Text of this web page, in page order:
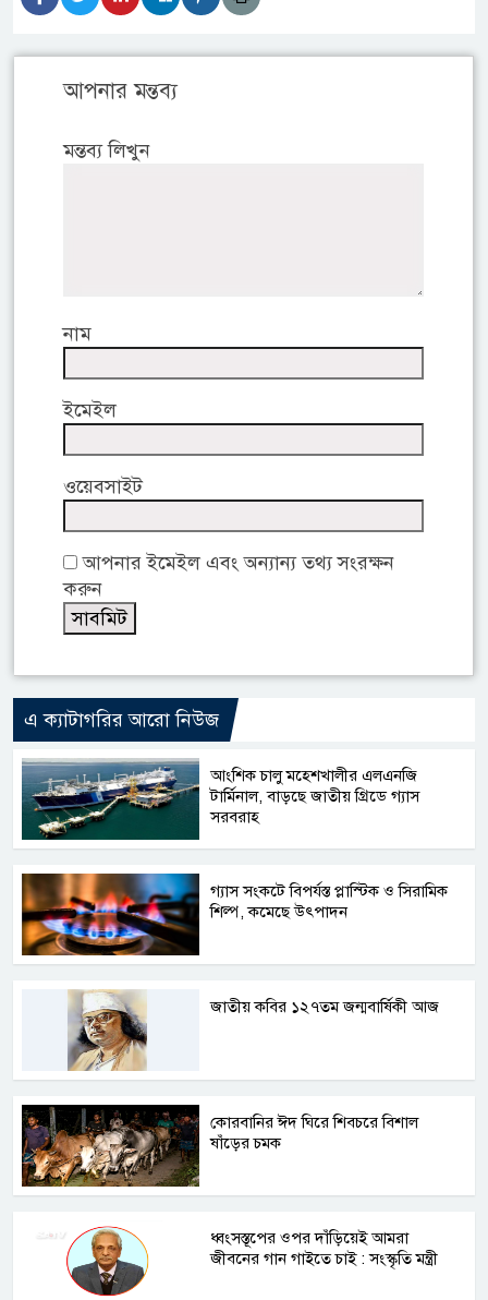
আপনার মন্তব্য
মন্তব্য লিখুন
নাম
ইমেইল
ওয়েবসাইট
আপনার ইমেইল এবং অন্যান্য তথ্য সংরক্ষন
করুন
এ ক্যাটাগরির আরো নিউজ
আংশিক চালু মহেশখালীর এলএনজি
টার্মিনাল, বাড়ছে জাতীয় গ্রিডে গ্যাস
সরবরাহ
গ্যাস সংকটে বিপর্যস্ত প্লাস্টিক ও সিরামিক
শিল্প, কমেছে উৎপাদন
জাতীয় কবির ১২৭তম জন্মবার্ষিকী আজ
কোরবানির ঈদ ঘিরে শিবচরে বিশাল
ষাঁড়ের চমক
ধ্বংসস্তূপের ওপর দাঁড়িয়েই আমরা
জীবনের গান গাইতে চাই : সংস্কৃতি মন্ত্রী